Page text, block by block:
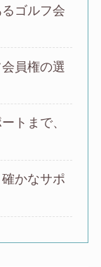
ゴルフ会
員権の選
トまで、
かなサポ